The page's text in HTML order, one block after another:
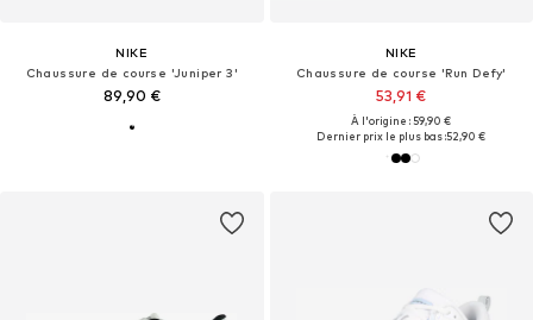
NIKE
Chaussure de course 'Juniper 3'
89,90 €
NIKE
Chaussure de course 'Run Defy'
53,91 €
À l'origine : 59,90 €
Dernier prix le plus bas :52,90 €